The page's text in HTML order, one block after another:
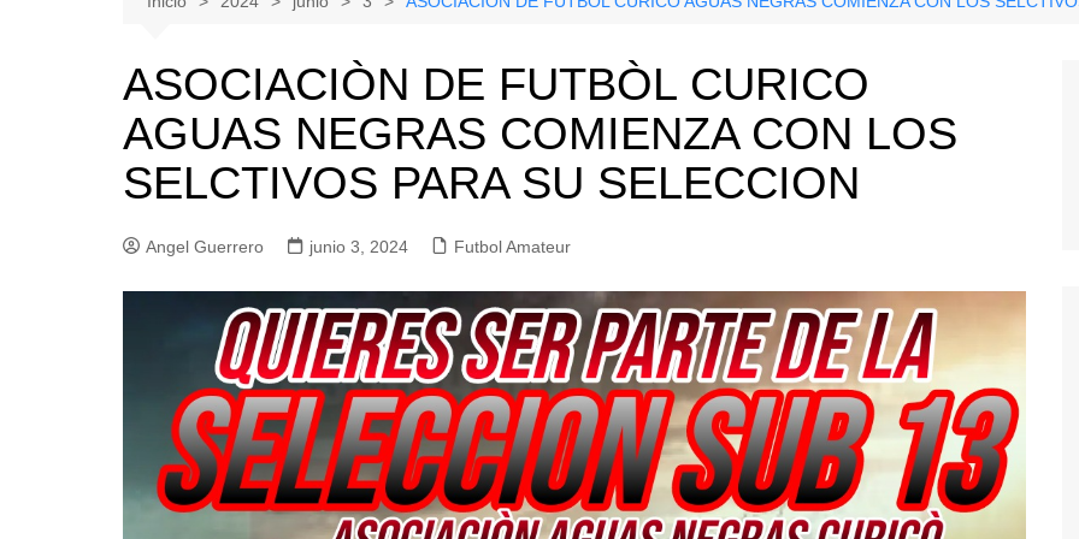
Tenis
Boxeo
Gimnasia
Licantén
Rauco
Sagrada Familia
Teno
ASOCIACIÒN DE FUTBÒL CURICO
AGUAS NEGRAS COMIENZA CON LOS
SELCTIVOS PARA SU SELECCION
Angel Guerrero junio 3, 2024 Futbol Amateur